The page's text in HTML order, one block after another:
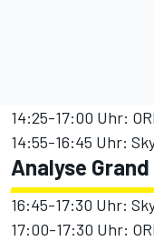
14:25-17:00 Uhr:
14:55-16:45 Uhr:
Analyse
16:45-17:30 Uhr:
17:00-17:30 Uhr: